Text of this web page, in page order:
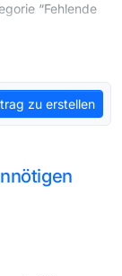
“Fehlende
zu erstellen